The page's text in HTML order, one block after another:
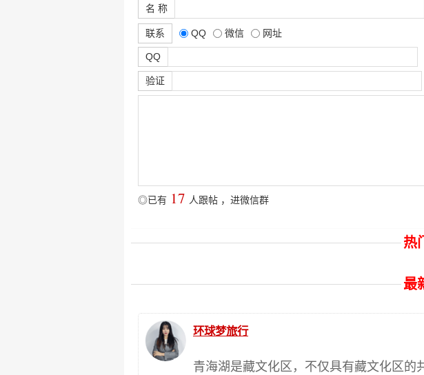
名 称
联系 QQ 微信 网址
QQ
验证
◎已有 17 人跟帖 ， 进微信群
热
最
环球梦旅行
青海湖是藏文化区，不仅具有藏文化区